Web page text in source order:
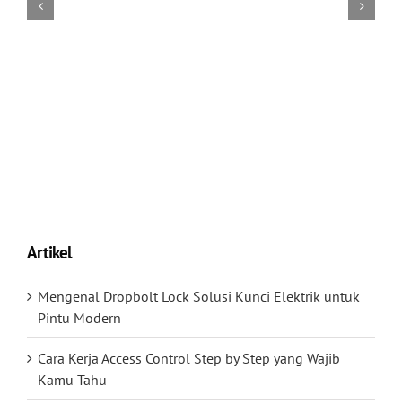
Artikel
Mengenal Dropbolt Lock Solusi Kunci Elektrik untuk
Pintu Modern
Cara Kerja Access Control Step by Step yang Wajib
Kamu Tahu